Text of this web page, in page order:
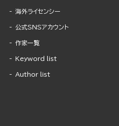
海外ライセンシー
公式SNSアカウント
作家一覧
Keyword list
Author list